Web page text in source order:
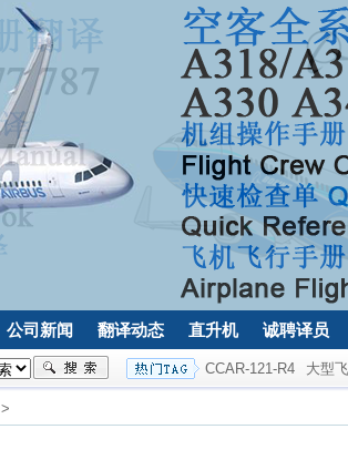
公司新闻 翻译动态 直升机 诚聘译员
CCAR-121-R4 大型
>